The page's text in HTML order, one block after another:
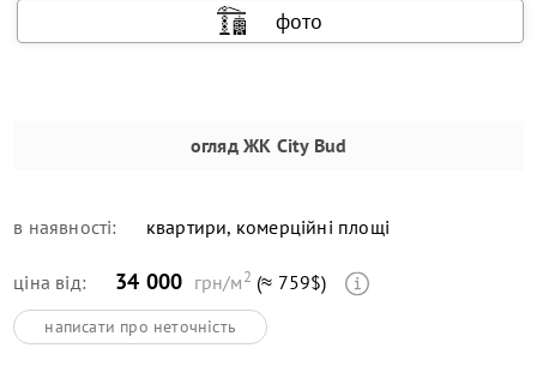
фото
оглядЖК City Bud
в наявності: квартири, комерційні площі
ціна від: 34 000 грн/м2 (≈ 759$)
написати про неточність